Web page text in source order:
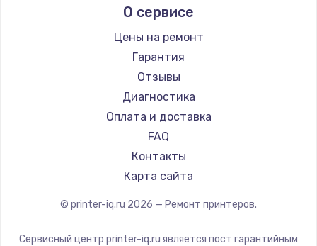
Kodak
Lexmark
Sharp
TSC
Godex
О сервисе
Цены на ремонт
Гарантия
Отзывы
Диагностика
Оплата и доставка
FAQ
Контакты
Карта сайта
© printer-iq.ru 2026 — Ремонт принтеров.
Сервисный центр printer-iq.ru является пост гарантийным